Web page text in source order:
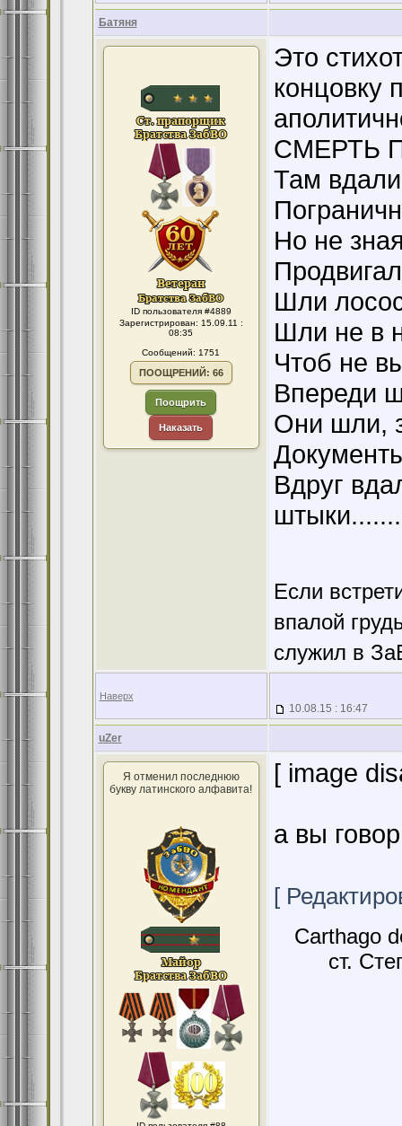
Батяня
ID пользователя #4889
Зарегистрирован: 15.09.11 :
08:35
Сообщений: 1751
ПООЩРЕНИЙ: 66
Поощрить
Наказать
Это
концовку
СМЕРТЬ
Там вдали
Но не
Шли
Шли не в
Чтоб не
Впереди
Они шли,
Вдруг
Если
впалой
служил в
Наверх
10.08.15 : 16:47
uZer
Я отменил последнюю
букву латинского алфавита!
[ image
а вы
[
Carthago
ст.